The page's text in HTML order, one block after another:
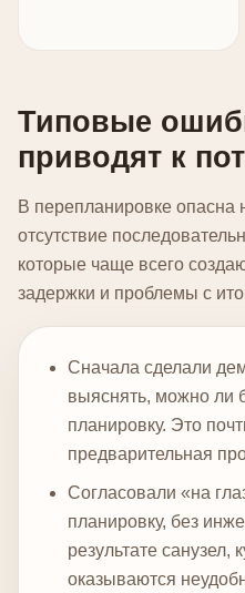
Типовые
приводят к
В перепланировке опасна
отсутствие
которые чаще всего
задержки и проблемы с
Сначала сделали
выяснять, можно ли
планировку. Это
предварительная
Согласовали «на
планировку, без
результате санузел,
оказываются